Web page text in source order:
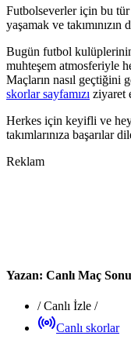
Futbolseverler için bu tür
yaşamak ve
Bugün futbol
muhteşem atmosferiyle
Maçların nasıl geçtiğini
skorlar sayfamızı ziyaret
Herkes için keyifli ve
takımlarınıza başarılar
Reklam
Yazan: Canlı Maç
/Canlı İzle /
Canlı skorlar